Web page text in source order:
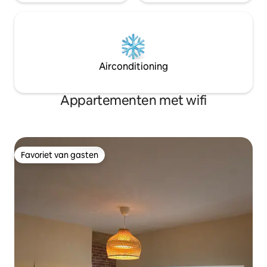
Airconditioning
Appartementen met wifi
Favoriet van gasten
Favoriet van gasten